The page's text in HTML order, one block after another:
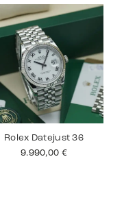
Rolex Datejust 36
9.990,00 €